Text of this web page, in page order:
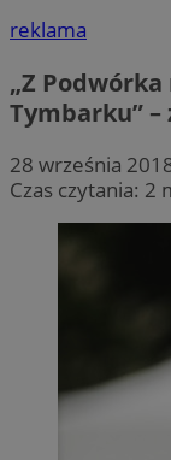
reklama
„Z
Tymbarku” –
28 września
Czas czytania: 2